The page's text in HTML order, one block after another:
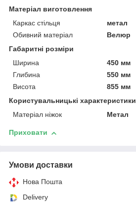
Матеріал виготовлення
Каркас стільця
метал
Обивний матеріал
Велюр
Габаритні розміри
Ширина
450 мм
Глибина
550 мм
Висота
855 мм
Користувальницькі характеристики
Матеріал ніжок
Метал
Приховати
Умови доставки
Нова Пошта
Delivery